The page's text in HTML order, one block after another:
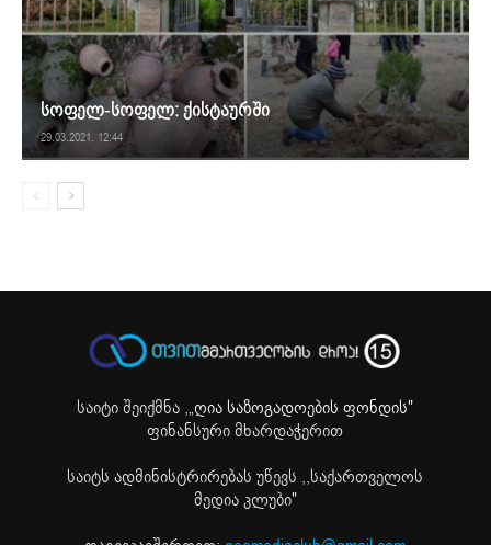
სოფელ-სოფელ: ქისტაურში
29.03.2021. 12:44
საიტი შეიქმნა ,„ღია საზოგადოების ფონდის"
ფინანსური მხარდაჭერით
საიტს ადმინისტრირებას უწევს ,,საქართველოს
მედია კლუბი"